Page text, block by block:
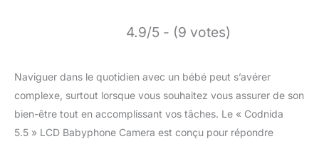
4.9/5 - (9 votes)
Naviguer dans le quotidien avec un bébé peut s’avérer
complexe, surtout lorsque vous souhaitez vous assurer de son
bien-être tout en accomplissant vos tâches. Le « Codnida
5.5 » LCD Babyphone Camera est conçu pour répondre